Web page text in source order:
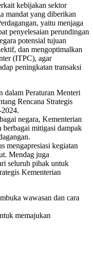
kebijakan sektor
mandat yang diberikan
yaitu menjaga
penyelesaian perundingan
potensial tujuan
dan mengoptimalkan
(ITPC), agar
peningkatan transaksi
dalam Peraturan Menteri
Rencana Strategis
negara, Kementerian
berbagai mitigasi dampak
mengapresiasi kegiatan
Mendag juga
seluruh pihak untuk
Kementerian
wawasan dan cara
memajukan